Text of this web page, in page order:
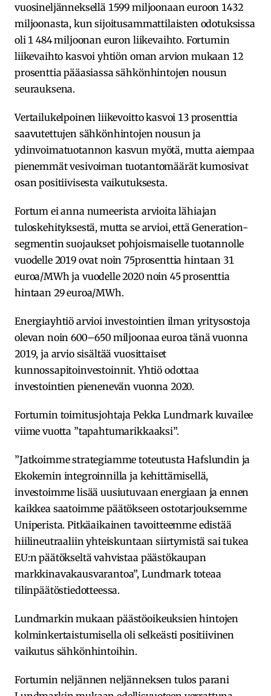
vuosineljänneksellä 1599 miljoonaan euroon 1432
miljoonasta, kun sijoitusammattilaisten odotuksissa
oli 1 484 miljoonan euron liikevaihto. Fortumin
liikevaihto kasvoi yhtiön oman arvion mukaan 12
prosenttia pääasiassa sähkönhintojen nousun
seurauksena.
Vertailukelpoinen liikevoitto kasvoi 13 prosenttia
saavutettujen sähkönhintojen nousun ja
ydinvoimatuotannon kasvun myötä, mutta aiempaa
pienemmät vesivoiman tuotantomäärät kumosivat
osan positiivisesta vaikutuksesta.
Fortum ei anna numeerista arvioita lähiajan
tuloskehityksestä, mutta se arvioi, että Generation-
segmentin suojaukset pohjoismaiselle tuotannolle
vuodelle 2019 ovat noin 75prosenttia hintaan 31
euroa/MWh ja vuodelle 2020 noin 45 prosenttia
hintaan 29 euroa/MWh.
Energiayhtiö arvioi investointien ilman yritysostoja
olevan noin 600–650 miljoonaa euroa tänä vuonna
2019, ja arvio sisältää vuosittaiset
kunnossapitoinvestoinnit. Yhtiö odottaa
investointien pienenevän vuonna 2020.
Fortumin toimitusjohtaja Pekka Lundmark kuvailee
viime vuotta ”tapahtumarikkaaksi”.
”Jatkoimme strategiamme toteutusta Hafslundin ja
Ekokemin integroinnilla ja kehittämisellä,
investoimme lisää uusiutuvaan energiaan ja ennen
kaikkea saatoimme päätökseen ostotarjouksemme
Uniperista. Pitkäaikainen tavoitteemme edistää
hiilineutraaliin yhteiskuntaan siirtymistä sai tukea
EU:n päätökseltä vahvistaa päästökaupan
markkinavakausvarantoa”, Lundmark toteaa
tilinpäätöstiedotteessa.
Lundmarkin mukaan päästöoikeuksien hintojen
kolminkertaistumisella oli selkeästi positiivinen
vaikutus sähkönhintoihin.
Fortumin neljännen neljänneksen tulos parani